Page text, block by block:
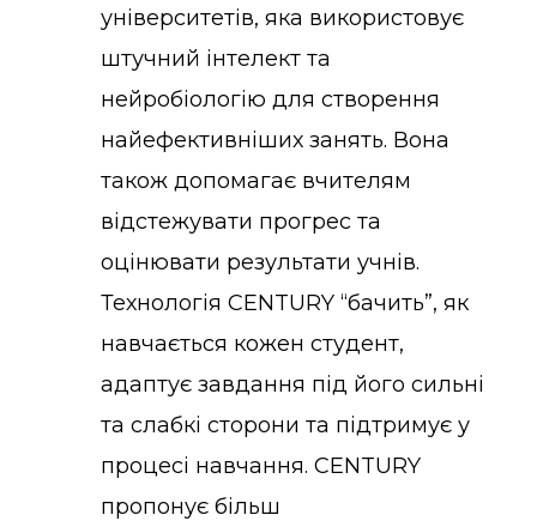
університетів, яка використовує
штучний інтелект та
нейробіологію для створення
найефективніших занять. Вона
також допомагає вчителям
відстежувати прогрес та
оцінювати результати учнів.
Технологія CENTURY “бачить”, як
навчається кожен студент,
адаптує завдання під його сильні
та слабкі сторони та підтримує у
процесі навчання. CENTURY
пропонує більш